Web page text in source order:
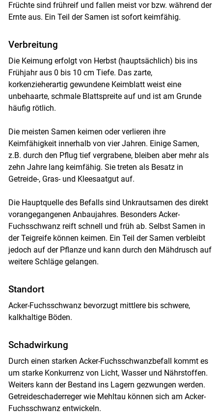
Skip to main content
Früchte sind frühreif und fallen meist vor bzw. während der
Ernte aus. Ein Teil der Samen ist sofort keimfähig.
Verbreitung
Die Keimung erfolgt von Herbst (hauptsächlich) bis ins
Frühjahr aus 0 bis 10 cm Tiefe. Das zarte,
korkenzieherartig gewundene Keimblatt weist eine
unbehaarte, schmale Blattspreite auf und ist am Grunde
häufig rötlich.
Die meisten Samen keimen oder verlieren ihre
Keimfähigkeit innerhalb von vier Jahren. Einige Samen,
z.B. durch den Pflug tief vergrabene, bleiben aber mehr als
zehn Jahre lang keimfähig. Sie treten als Besatz in
Getreide-, Gras- und Kleesaatgut auf.
Die Hauptquelle des Befalls sind Unkrautsamen des direkt
vorangegangenen Anbaujahres. Besonders Acker-
Fuchsschwanz reift schnell und früh ab. Selbst Samen in
der Teigreife können keimen. Ein Teil der Samen verbleibt
jedoch auf der Pflanze und kann durch den Mähdrusch auf
weitere Schläge gelangen.
Standort
Acker-Fuchsschwanz bevorzugt mittlere bis schwere,
kalkhaltige Böden.
Schadwirkung
Durch einen starken Acker-Fuchsschwanzbefall kommt es
um starke Konkurrenz von Licht, Wasser und Nährstoffen.
Weiters kann der Bestand ins Lagern gezwungen werden.
Getreideschaderreger wie Mehltau können sich am Acker-
Fuchsschwanz entwickeln.